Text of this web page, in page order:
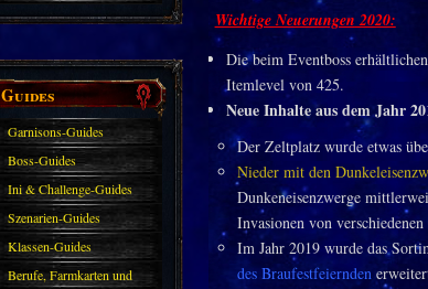
Guides
Garnisons-Guides
Boss-Guides
Ini & Challenge-Guides
Szenarien-Guides
Klassen-Guides
Berufe, Farmkarten und
Wichtige Neuerungen 2020:
Die beim Eventboss
Itemlevel von 425.
Neue Inhalte aus dem Jahr
Der Zeltplatz wurde etwas
Nieder mit den
Dunkeneisenzwerge
Invasionen von
Im Jahr 2019 wurde das
des Braufestfeiernden